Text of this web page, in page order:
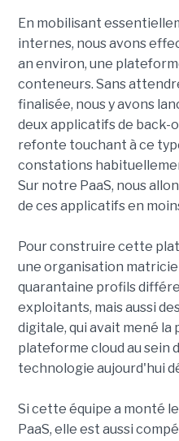
En mobilisant
internes, nous avons
an environ, une
conteneurs. Sans
finalisée, nous y avons
deux applicatifs de back-
refonte touchant à ce
constations
Sur notre PaaS, nous
de ces applicatifs en
Pour construire cette
une organisation
quarantaine profils
exploitants, mais aussi
digitale, qui avait mené
plateforme cloud au sein
technologie aujourd'hui
Si cette équipe a monté
PaaS, elle est aussi